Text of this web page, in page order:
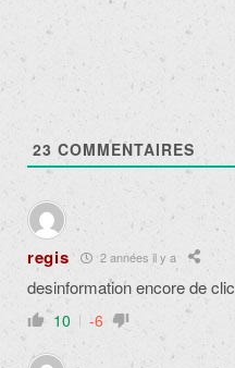
23 COMMENTAIRES
regis 2 années il y a
desinformation encore de clic
10 -6